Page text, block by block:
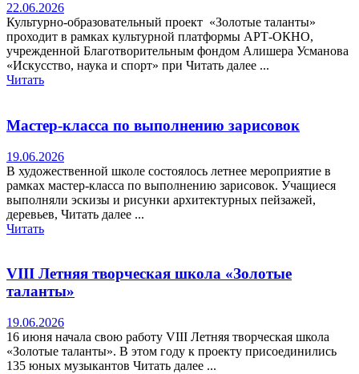
22.06.2026
Культурно-образовательный проект «Золотые таланты»
проходит в рамках культурной платформы АРТ-ОКНО,
учрежденной Благотворительным фондом Алишера Усманова
«Искусство, наука и спорт» при Читать далее ...
Читать
Мастер-класса по выполнению зарисовок
19.06.2026
В художественной школе состоялось летнее мероприятие в
рамках мастер-класса по выполнению зарисовок. Учащиеся
выполняли эскизы и рисунки архитектурных пейзажей,
деревьев, Читать далее ...
Читать
VIII Летняя творческая школа «Золотые
таланты»
19.06.2026
16 июня начала свою работу VIII Летняя творческая школа
«Золотые таланты». В этом году к проекту присоединились
135 юных музыкантов Читать далее ...